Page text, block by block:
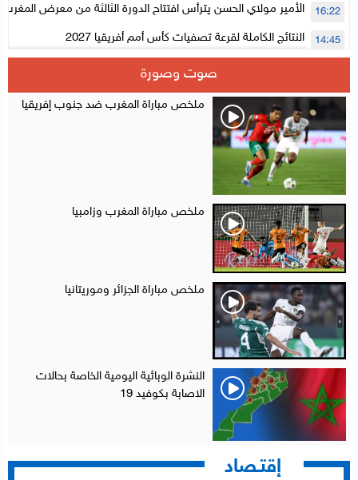
الأمير مولاي الحسن يترأس افتتاح الدورة الثالثة من معرض المغرب
الإلكترونية
16:22
النتائج الكاملة لقرعة تصفيات كأس أمم أفريقيا 2027 14:45
سلا.. توقيف ثلاثة مروجين وحجز أكثر من 4300 قرص مخدر وكوكايين وإكستازي
أقراص مهلوسة داخل فضاء للشيشة تستنفر شرطة أكادير 12:48
صوت وصورة
ملخص مباراة المغرب ضد جنوب إفريقيا
ملخص مباراة المغرب وزامبيا
ملخص مباراة الجزائر وموريتانيا
النشرة الوبائية اليومية الخاصة بحالات
الاصابة بكوفيد 19
إقتـصاد